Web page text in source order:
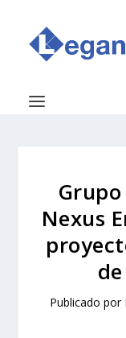
Nexus
Publicado por